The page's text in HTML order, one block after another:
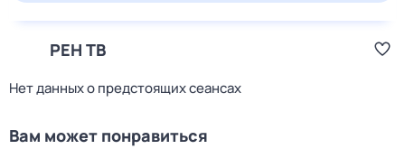
РЕН ТВ
Нет данных о предстоящих сеансах
Вам может понравиться